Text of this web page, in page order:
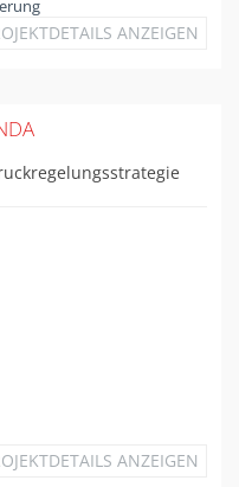
ANZEIGEN
ANZEIGEN